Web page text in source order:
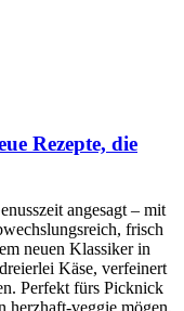
Rezepte, die
angesagt – mit
frisch
neuen Klassiker in
Käse, verfeinert
Perfekt fürs Picknick
herzhaft-veggie mögen,